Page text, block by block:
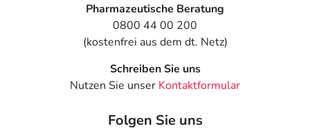
Pharmazeutische Beratung
0800 44 00 200
(kostenfrei aus dem dt. Netz)
Schreiben Sie uns
Nutzen Sie unser Kontaktformular
Folgen Sie uns